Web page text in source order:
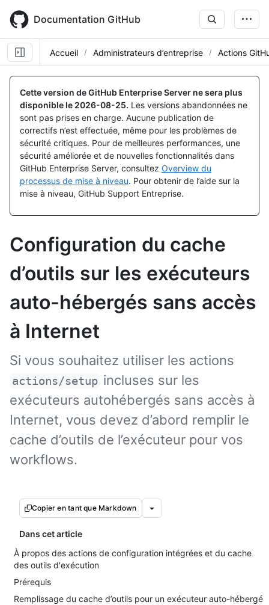
main
content
Documentation GitHub
Accueil Administrateurs d’entreprise Actions
Cette version de GitHub Enterprise Server ne sera plus
disponible le 2026-08-25. Les versions abandonnées ne
sont pas prises en charge. Aucune publication de
correctifs n’est effectuée, même pour les problèmes de
sécurité critiques. Pour de meilleures performances, une
sécurité améliorée et de nouvelles fonctionnalités dans
GitHub Enterprise Server, consultez Overview du
processus de mise à niveau. Pour obtenir de l’aide sur la
mise à niveau, GitHub Support Entreprise.
Configuration du cache
d’outils sur les exécuteurs
auto-hébergés sans accès
à Internet
Si vous souhaitez utiliser les actions
actions/setup incluses sur les
exécuteurs autohébergés sans accès à
Internet, vous devez d’abord remplir le
cache d’outils de l’exécuteur pour vos
workflows.
Copier en tant que Markdown
Dans cet article
À propos des actions de configuration intégrées et du cache
des outils d'exécution
Prérequis
Remplissage du cache d’outils pour un exécuteur auto-hébergé